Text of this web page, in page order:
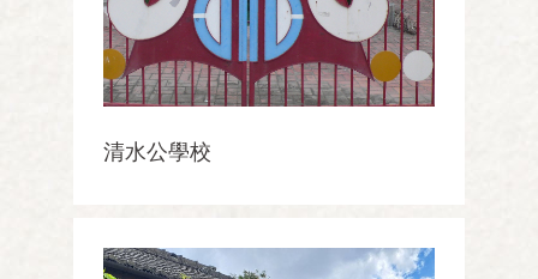
清水公學校